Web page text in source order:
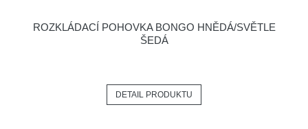
ROZKLÁDACÍ POHOVKA BONGO HNĚDÁ/SVĚTLE
ŠEDÁ
DETAIL PRODUKTU